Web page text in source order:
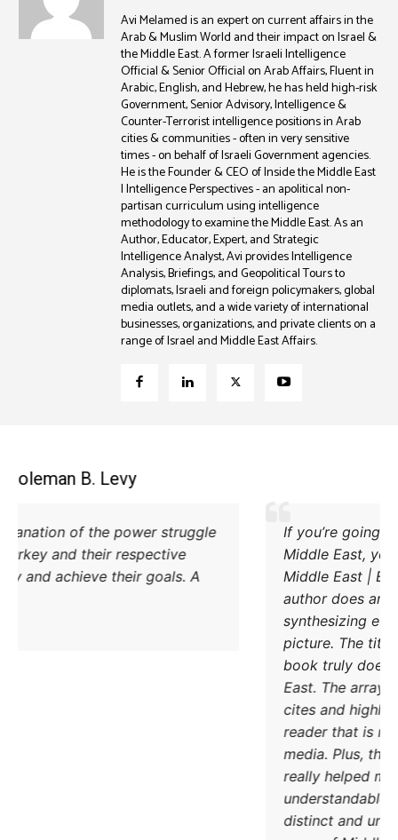
Avi Melamed is an expert on current affairs in the
Arab & Muslim World and their impact on Israel &
the Middle East. A former Israeli Intelligence
Official & Senior Official on Arab Affairs, Fluent in
Arabic, English, and Hebrew, he has held high-risk
Government, Senior Advisory, Intelligence &
Counter-Terrorist intelligence positions in Arab
cities & communities - often in very sensitive
times - on behalf of Israeli Government agencies.
He is the Founder & CEO of Inside the Middle East
| Intelligence Perspectives - an apolitical non-
partisan curriculum using intelligence
methodology to examine the Middle East. As an
Author, Educator, Expert, and Strategic
Intelligence Analyst, Avi provides Intelligence
Analysis, Briefings, and Geopolitical Tours to
diplomats, Israeli and foreign policymakers, global
media outlets, and a wide variety of international
businesses, organizations, and private clients on a
range of Israel and Middle East Affairs.
Coleman B. Levy
Excellent explanation of the power struggle
od Iran and Turkey and their respective
methods to try and achieve their goals. A